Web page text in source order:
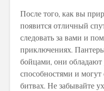
После того, как вы
появится отличный
следовать за вами и
приключениях.
бойцами, они
способностями и
битвах. Не забывайте